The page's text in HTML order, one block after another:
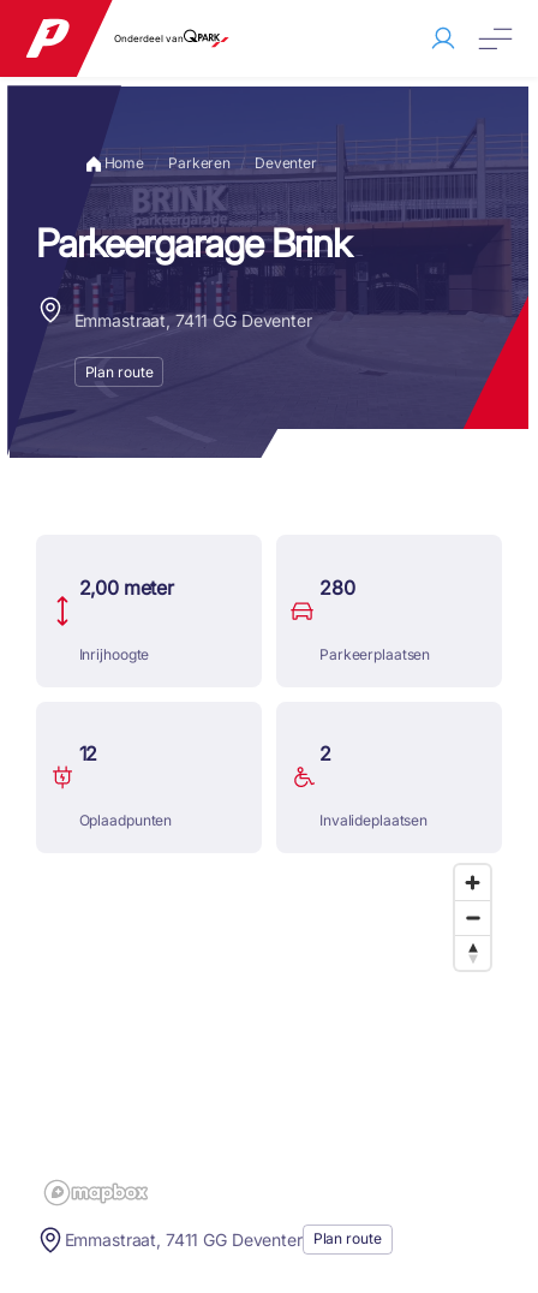
Onderdeel van
Home Parkeren Deventer
Parkeergarage Brink
Emmastraat, 7411 GG Deventer
Plan route
2,00 meter
Inrijhoogte
280
Parkeerplaatsen
12
Oplaadpunten
2
Invalideplaatsen
Emmastraat, 7411 GG Deventer Plan route